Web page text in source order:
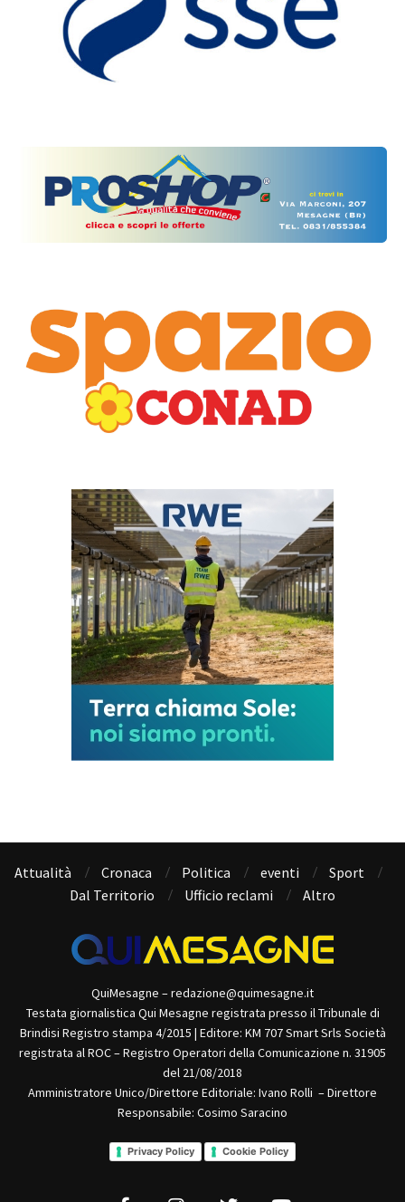
Attualità Cronaca Politica eventi
Sport
Dal Territorio
Ufficio reclami Altro
QuiMesagne – redazione@quimesagne.it
Testata giornalistica Qui Mesagne registrata presso il Tribunale di
Brindisi Registro stampa 4/2015 | Editore: KM 707 Smart Srls Società
registrata al ROC – Registro Operatori della Comunicazione n. 31905
del 21/08/2018
Amministratore Unico/Direttore Editoriale: Ivano Rolli – Direttore
Responsabile: Cosimo Saracino
Privacy Policy Cookie Policy